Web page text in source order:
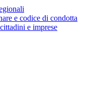
e codice di condotta
e imprese